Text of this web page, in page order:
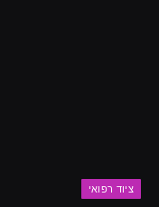
ציוד רפואי